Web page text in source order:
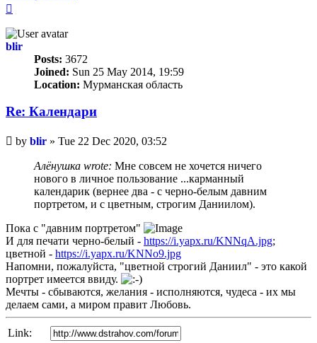
blir
Posts: 3672
Joined: Sun 25 May 2014, 19:59
Location: Мурманская область
Re: Календари
Unread
post
by blir » Tue 22 Dec 2020, 03:52
Алёнушка wrote: Мне совсем не хочется ничего
нового в личное пользование ...карманный
календарик (вернее два - с черно-белым давним
портретом, и с цветным, строгим Даниилом).
Пока с "давним портретом"
И для печати черно-белый - https://i.yapx.ru/KNNqA.jpg;
цветной - https://i.yapx.ru/KNNo9.jpg
Напомни, пожалуйста, "цветной строгий Даниил" - это какой
портрет имеется ввиду.
Мечты - сбываются, желания - исполняются, чудеса - их мы
делаем сами, а миром правит Любовь.
Link: